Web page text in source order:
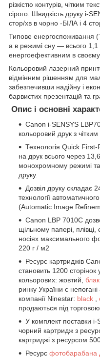
різкістю контурів, чітким
сірого. Швидкість друку i-
стор/хв в чорно -БІЛА і 4
Типове енергоспоживання
а в режимі сну — всього
енергоефективним в своєму
Кольоровий лазерний
відмінним рішенням для
забезпечивши надійну і
барвистих презентацій та
Опис і основні
Canon i-SENSYS
кольоровий друк з
Технологія Quick
на друк всього через
монохромному режимі
друку.
Дозвіл друку складає
технології
(Automatic Image
Canon LBP 7010C
щільному папері, плівці,
носіях максимального
220 г / м2
Ресурс картриджів
становить 1200 сторінок
кольорових: жовтий,
ринку України є
компанії Ninestar: black ,
продаються під
У комплект поставки
чорний картридж з
картриджі з ресурсом
Ресурс фотобарабана